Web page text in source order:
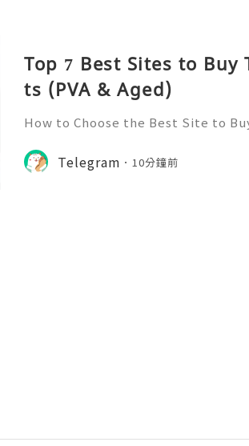
Top 7 Best Sites to Buy
ts (PVA & Aged)
How to Choose the Best Site to
for communication, community
ith its user-friendly interfac
Telegram 10分鐘前